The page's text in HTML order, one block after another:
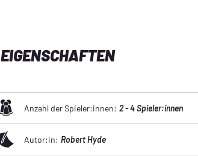
EIGENSCHAFTEN
Anzahl der Spieler:innen: 2 - 4 Spieler:innen
Autor:in: Robert Hyde